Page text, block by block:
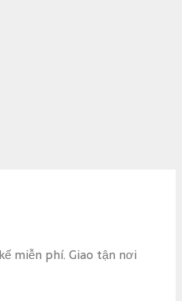
miễn phí. Giao tận nơi